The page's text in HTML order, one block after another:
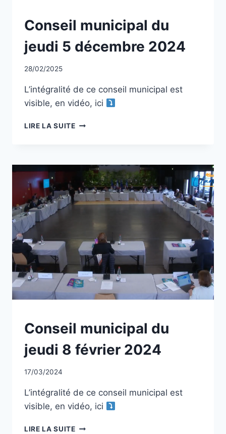
NON
CLASSÉ
Conseil municipal du
jeudi 5 décembre 2024
Par
28/02/2025
L’intégralité de ce conseil municipal est
visible, en vidéo, ici
LIRE LA SUITECONSEIL
5
DÉCEMBRE
2024
NON
CLASSÉ
Conseil municipal du
jeudi 8 février 2024
Par
17/03/2024
L’intégralité de ce conseil municipal est
visible, en vidéo, ici
LIRE LA SUITECONSEIL